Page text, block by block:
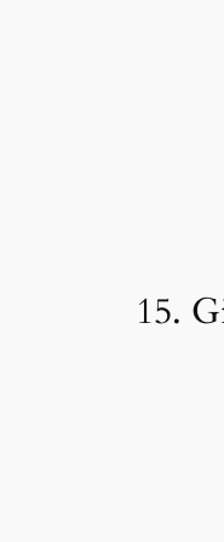
15.